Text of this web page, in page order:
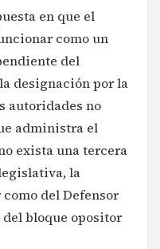
en que el
como un
del
designación por la
autoridades no
administra el
exista una tercera
la
del Defensor
bloque opositor